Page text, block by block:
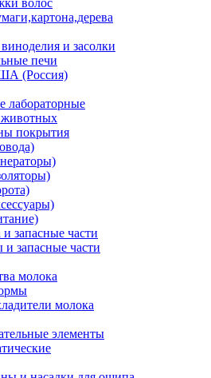
волос
и засолки
печи
(Россия)
лабораторные
покрытия
запасные части
запасные части
молока
молока
элементы